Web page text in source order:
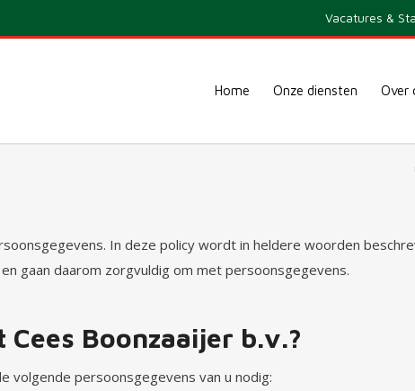
Vacatures &
Home Onze diensten Over
In deze policy wordt in heldere woorden
gaan daarom zorgvuldig om met persoonsgegevens.
Boonzaaijer b.v.?
volgende persoonsgegevens van u nodig: